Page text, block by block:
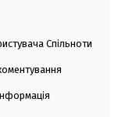
Спільноти